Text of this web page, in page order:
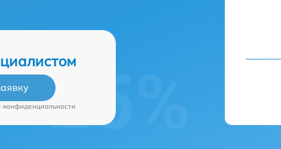
конфиденциальности